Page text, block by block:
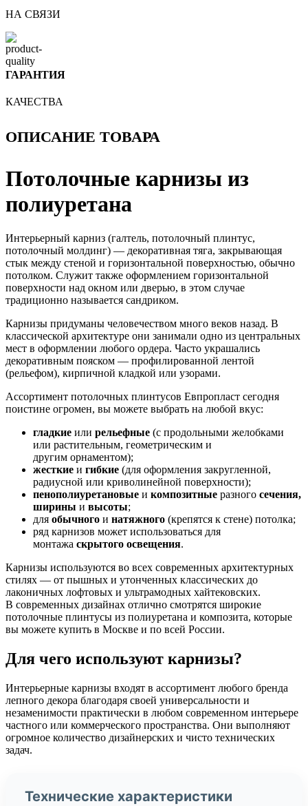
НА СВЯЗИ
ГАРАНТИЯ
КАЧЕСТВА
ОПИСАНИЕ ТОВАРА
Потолочные карнизы из
полиуретана
Интерьерный карниз (галтель, потолочный плинтус,
потолочный молдинг) — декоративная тяга, закрывающая
стык между стеной и горизонтальной поверхностью, обычно
потолком. Служит также оформлением горизонтальной
поверхности над окном или дверью, в этом случае
традиционно называется сандриком.
Карнизы придуманы человечеством много веков назад. В
классической архитектуре они занимали одно из центральных
мест в оформлении любого ордера. Часто украшались
декоративным пояском — профилированной лентой
(рельефом), кирпичной кладкой или узорами.
Ассортимент потолочных плинтусов Евпропласт сегодня
поистине огромен, вы можете выбрать на любой вкус:
гладкие или рельефные (с продольными желобками
или растительным, геометрическим и
другим орнаментом);
жесткие и гибкие (для оформления закругленной,
радиусной или криволинейной поверхности);
пенополиуретановые и композитные разного сечения,
ширины и высоты;
для обычного и натяжного (крепятся к стене) потолка;
ряд карнизов может использоваться для
монтажа скрытого освещения.
Карнизы используются во всех современных архитектурных
стилях — от пышных и утонченных классических до
лаконичных лофтовых и ультрамодных хайтековских.
В современных дизайнах отлично смотрятся широкие
потолочные плинтусы из полиуретана и композита, которые
вы можете купить в Москве и по всей России.
Для чего используют карнизы?
Интерьерные карнизы входят в ассортимент любого бренда
лепного декора благодаря своей универсальности и
незаменимости практически в любом современном интерьере
частного или коммерческого пространства. Они выполняют
огромное количество дизайнерских и чисто технических
задач.
Технические характеристики